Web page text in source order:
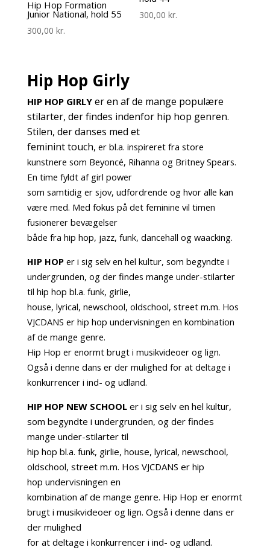
Hip Hop Formation
Junior National, hold 55
300,00 kr.
300,00kr.
Hip Hop Girly
HIP HOP GIRLYer en af de mange populære
stilarter, der findes indenfor hip hop genren.
Stilen, der danses med et
feminint touch, er bl.a. inspireret fra store
kunstnere som Beyoncé, Rihanna og Britney Spears.
En time fyldt af girl power
som samtidig er sjov, udfordrende og hvor alle kan
være med. Med fokus på det feminine vil timen
fusionerer bevægelser
både fra hip hop, jazz, funk, dancehall og waacking.
HIP HOP er i sig selv en hel kultur, som begyndte i
undergrunden, og der findes mange under-stilarter
til hip hop bl.a. funk, girlie,
house, lyrical, newschool, oldschool, street m.m. Hos
VJCDANS er hip hop undervisningen en kombination
af de mange genre.
Hip Hop er enormt brugt i musikvideoer og lign.
Også i denne dans er der mulighed for at deltage i
konkurrencer i ind- og udland.
HIP HOP NEW SCHOOLer i sig selv en hel kultur,
som begyndte i undergrunden, og der findes
mange under-stilarter til
hip hop bl.a. funk, girlie, house, lyrical, newschool,
oldschool, street m.m. Hos VJCDANS er hip
hop undervisningen en
kombination af de mange genre. Hip Hop er enormt
brugt i musikvideoer og lign. Også i denne dans er
der mulighed
for at deltage i konkurrencer i ind- og udland.